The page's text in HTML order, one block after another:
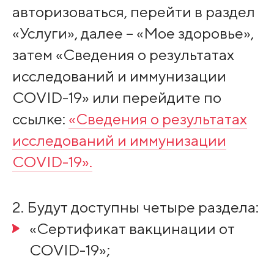
авторизоваться, перейти в раздел
«Услуги», далее – «Мое здоровье»,
затем «Сведения о результатах
исследований и иммунизации
COVID-19» или перейдите по
ссылке: «Сведения о результатах
исследований и иммунизации
COVID-19».
2. Будут доступны четыре раздела:
«Сертификат вакцинации от
COVID-19»;